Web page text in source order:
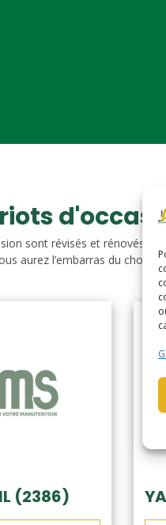
sont révisés et rénovés.
aurez l’embarras du
(2386)